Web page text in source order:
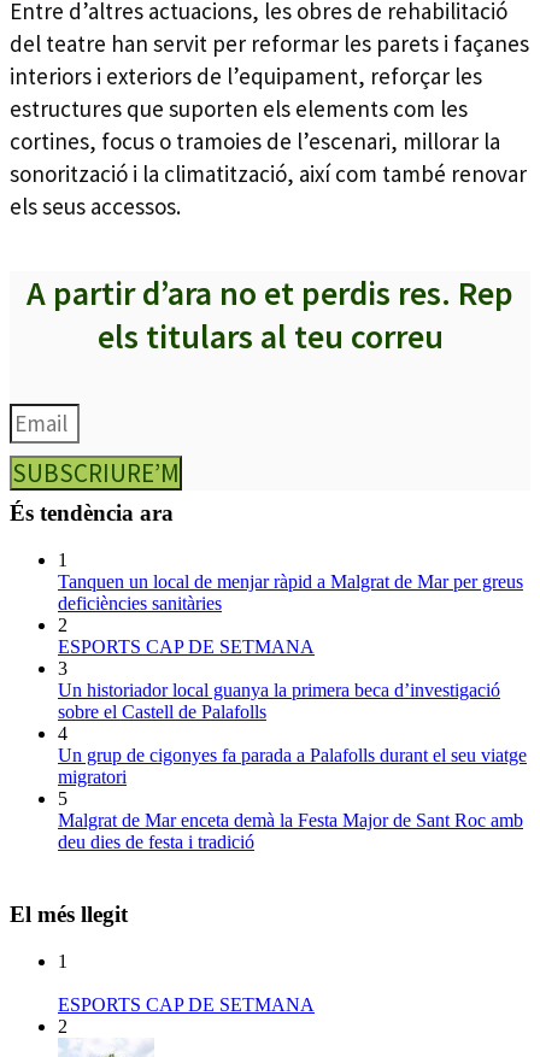
Entre d’altres actuacions, les obres de rehabilitació
del teatre han servit per reformar les parets i façanes
interiors i exteriors de l’equipament, reforçar les
estructures que suporten els elements com les
cortines, focus o tramoies de l’escenari, millorar la
sonorització i la climatització, així com també renovar
els seus accessos.
A partir d’ara no et perdis res. Rep
els titulars al teu correu
SUBSCRIURE’M
És tendència ara
1
Tanquen un local de menjar ràpid a Malgrat de Mar per greus
deficiències sanitàries
2
ESPORTS CAP DE SETMANA
3
Un historiador local guanya la primera beca d’investigació
sobre el Castell de Palafolls
4
Un grup de cigonyes fa parada a Palafolls durant el seu viatge
migratori
5
Malgrat de Mar enceta demà la Festa Major de Sant Roc amb
deu dies de festa i tradició
El més llegit
1
ESPORTS CAP DE SETMANA
2